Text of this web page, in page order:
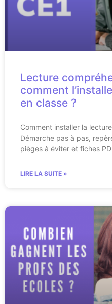
Lecture
comment
en classe ?
Comment installer la
Démarche pas à pas,
pièges à éviter et fiches
LIRE LA SUITE »